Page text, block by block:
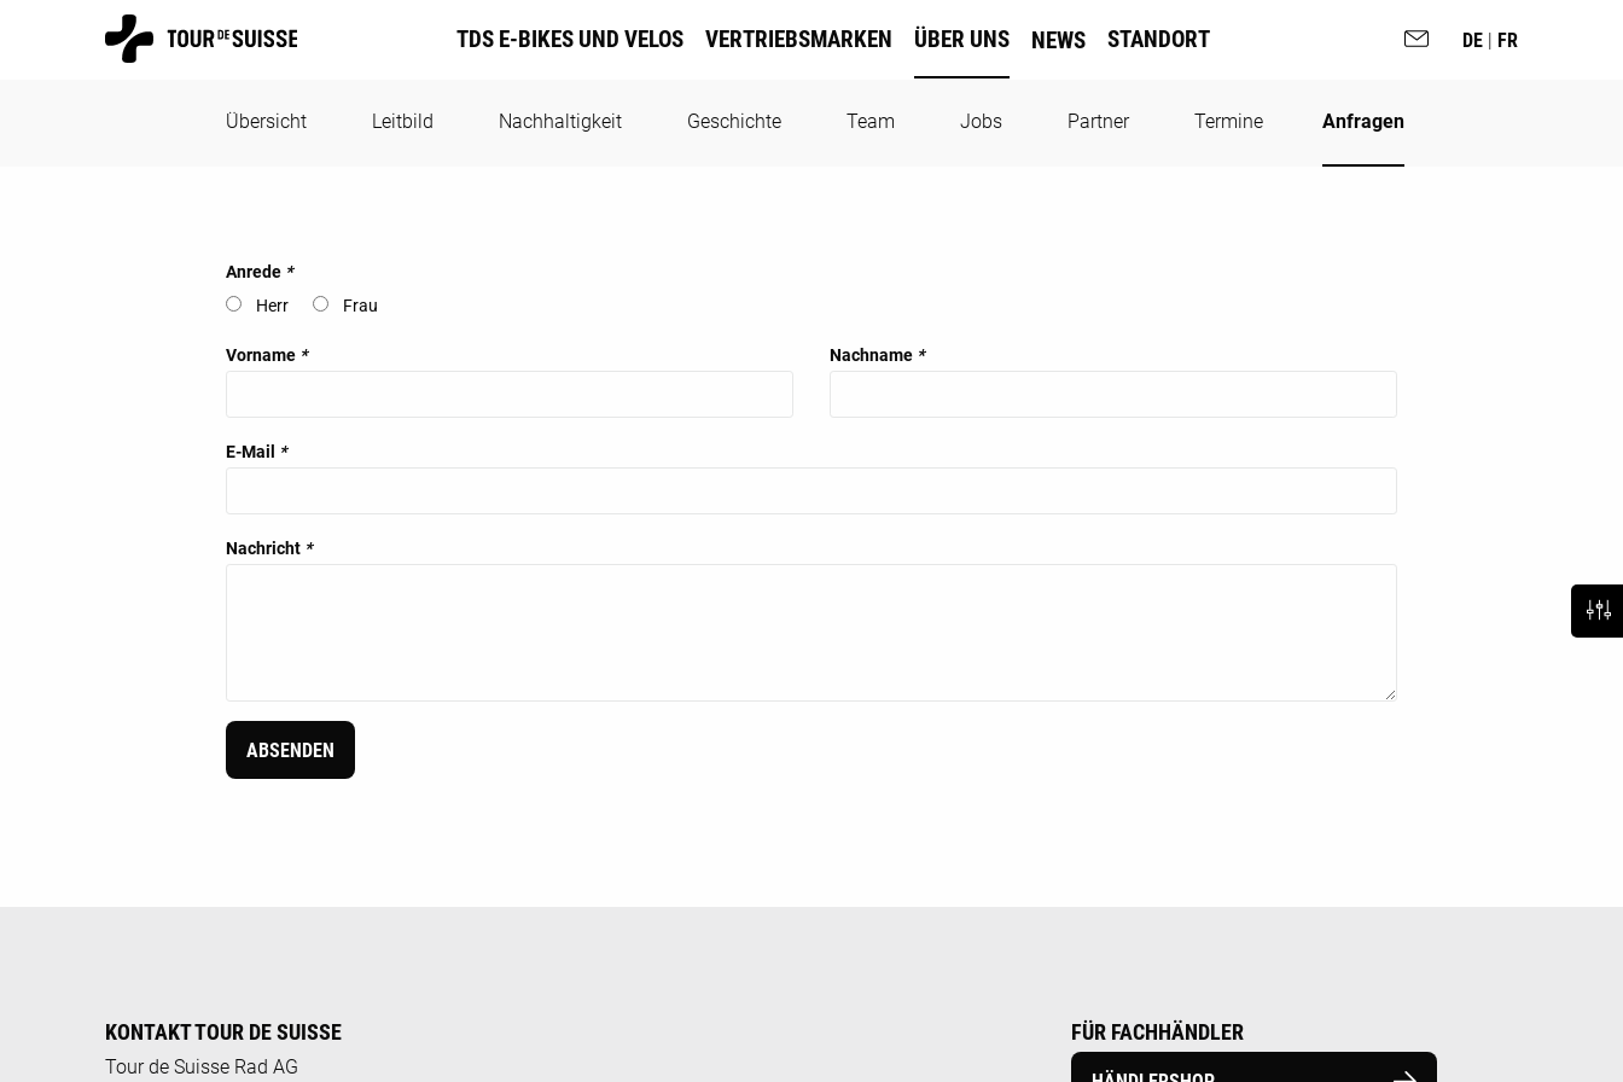
TDS E-BIKES UND VELOS VERTRIEBSMARKEN ÜBER UNS NEWS STANDORT DE | FR
Übersicht Leitbild Nachhaltigkeit Geschichte Team Jobs Partner Termine Anfragen
Anrede *
Herr
Frau
Vorname * Nachname *
E-Mail *
Nachricht *
ABSENDEN
KONTAKT TOUR DE SUISSE
Tour de Suisse Rad AG
FÜR FACHHÄNDLER